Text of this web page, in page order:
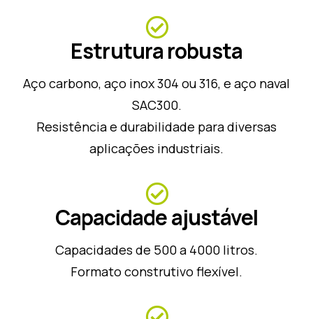
Estrutura robusta
Aço carbono, aço inox 304 ou 316, e aço naval
SAC300.
Resistência e durabilidade para diversas
aplicações industriais.
Capacidade ajustável
Capacidades de 500 a 4000 litros.
Formato construtivo flexível.